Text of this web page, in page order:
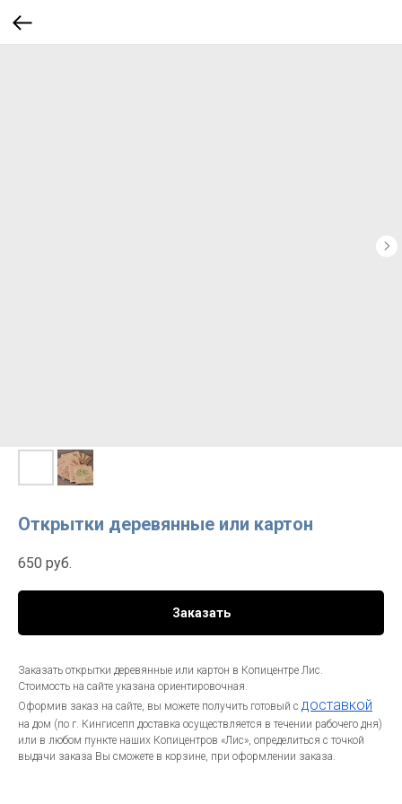
Открытки деревянные или картон
650 руб.
Заказать
Заказать открытки деревянные или картон в Копицентре Лис.
Стоимость на сайте указана ориентировочная.
Оформив заказ на сайте, вы можете получить готовый с доставкой
на дом (по г. Кингисепп доставка осуществляется в течении рабочего дня)
или в любом пункте наших Копицентров «Лис», определиться с точкой
выдачи заказа Вы сможете в корзине, при оформлении заказа.